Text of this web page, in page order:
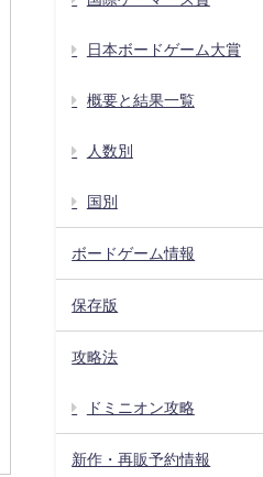
日本ボードゲーム大賞
概要と結果一覧
人数別
国別
ボードゲーム情報
保存版
攻略法
ドミニオン攻略
新作・再販予約情報